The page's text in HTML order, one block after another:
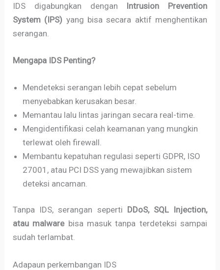
IDS digabungkan dengan Intrusion Prevention
System (IPS) yang bisa secara aktif menghentikan
serangan.
Mengapa IDS Penting?
Mendeteksi serangan lebih cepat sebelum
menyebabkan kerusakan besar.
Memantau lalu lintas jaringan secara real-time.
Mengidentifikasi celah keamanan yang mungkin
terlewat oleh firewall.
Membantu kepatuhan regulasi seperti GDPR, ISO
27001, atau PCI DSS yang mewajibkan sistem
deteksi ancaman.
Tanpa IDS, serangan seperti
DDoS, SQL Injection,
atau malwarebisa masuk tanpa terdeteksi sampai
sudah terlambat.
Adapaun perkembangan IDS